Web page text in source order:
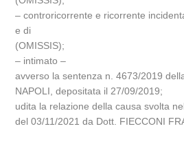
– controricorrente e ricorrente
e di
(OMISSIS);
– intimato –
avverso la sentenza n. 4673/2019
NAPOLI, depositata il 27/09/2019;
udita la relazione della causa svolta
del 03/11/2021 da Dott. FIECCONI